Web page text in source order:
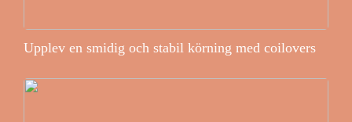
Upplev en smidig och stabil körning med coilovers